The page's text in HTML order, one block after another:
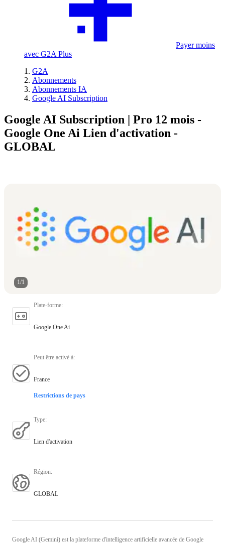
Payer moins
avec G2A Plus
G2A
Abonnements
Abonnements IA
Google AI Subscription
Google AI Subscription | Pro 12 mois -
Google One Ai Lien d'activation -
GLOBAL
1/1
Plate-forme:
Google One Ai
Peut être activé à:
France
Restrictions de pays
Type:
Lien d'activation
Région:
GLOBAL
Google AI (Gemini) est la plateforme d'intelligence artificielle avancée de Google